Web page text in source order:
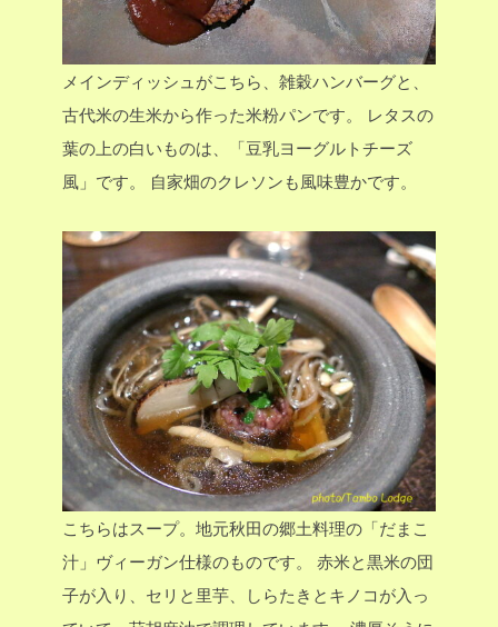
メインディッシュがこちら、雑穀ハンバーグと、
古代米の生米から作った米粉パンです。
レタスの
葉の上の白いものは、「豆乳ヨーグルトチーズ
風」です。
自家畑のクレソンも風味豊かです。
こちらはスープ。地元秋田の郷土料理の「だまこ
汁」ヴィーガン仕様のものです。
赤米と黒米の団
子が入り、セリと里芋、しらたきとキノコが入っ